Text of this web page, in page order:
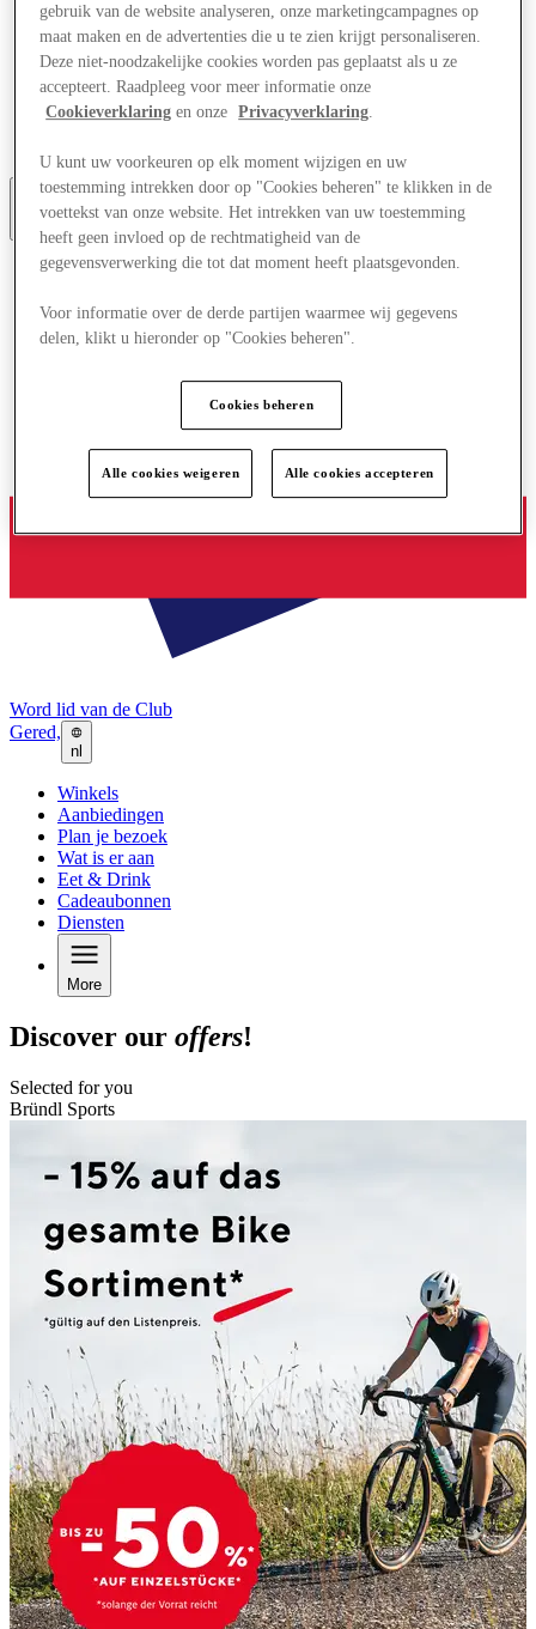
Winkels
Aanbiedingen
Plan je bezoek
Wat is er aan
Eet & Drink
Cadeaubonnen
More
Word lid van de Club
Gered,
nl
Winkels
Aanbiedingen
Plan je bezoek
Wat is er aan
Eet & Drink
Cadeaubonnen
Diensten
More
Discover our offers!
Selected for you
Bründl Sports
gebruik van de website analyseren, onze marketingcampagnes op
maat maken en de advertenties die u te zien krijgt personaliseren.
Deze niet-noodzakelijke cookies worden pas geplaatst als u ze
accepteert. Raadpleeg voor meer informatie onze
Cookieverklaring en onze Privacyverklaring
U kunt uw voorkeuren op elk moment wijzigen en uw
toestemming intrekken door op "Cookies beheren" te klikken in de
voettekst van onze website. Het intrekken van uw toestemming
heeft geen invloed op de rechtmatigheid van de
gegevensverwerking die tot dat moment heeft plaatsgevonden.
Voor informatie over de derde partijen waarmee wij gegevens
delen, klikt u hieronder op "Cookies beheren".
Cookies beheren
Alle cookies weigeren Alle cookies accepteren